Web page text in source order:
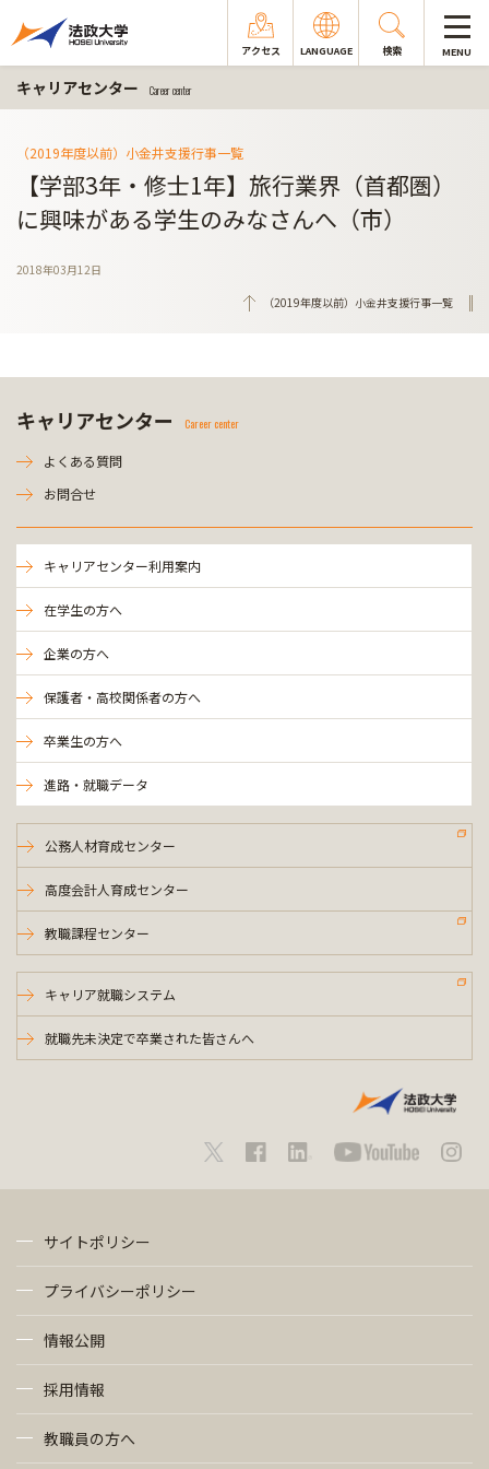
アクセス LANGUAGE 検索 MENU
キャリアセンター Career center
（2019年度以前）小金井支援行事一覧
【学部3年・修士1年】旅行業界（首都圏）
に興味がある学生のみなさんへ（市）
2018年03月12日
（2019年度以前）小金井支援行事一覧
キャリアセンター Career center
よくある質問
お問合せ
キャリアセンター利用案内
在学生の方へ
企業の方へ
保護者・高校関係者の方へ
卒業生の方へ
進路・就職データ
公務人材育成センター
高度会計人育成センター
教職課程センター
キャリア就職システム
就職先未決定で卒業された皆さんへ
サイトポリシー
プライバシーポリシー
情報公開
採用情報
教職員の方へ